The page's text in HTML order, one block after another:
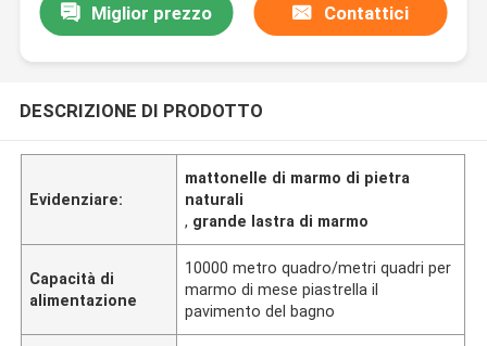
Miglior prezzo Contattici
DESCRIZIONE DI PRODOTTO
Evidenziare:
mattonelle di marmo di pietra
naturali
, grande lastra di marmo
Capacità di
alimentazione
10000 metro quadro/metri quadri per
marmo di mese piastrella il
pavimento del bagno